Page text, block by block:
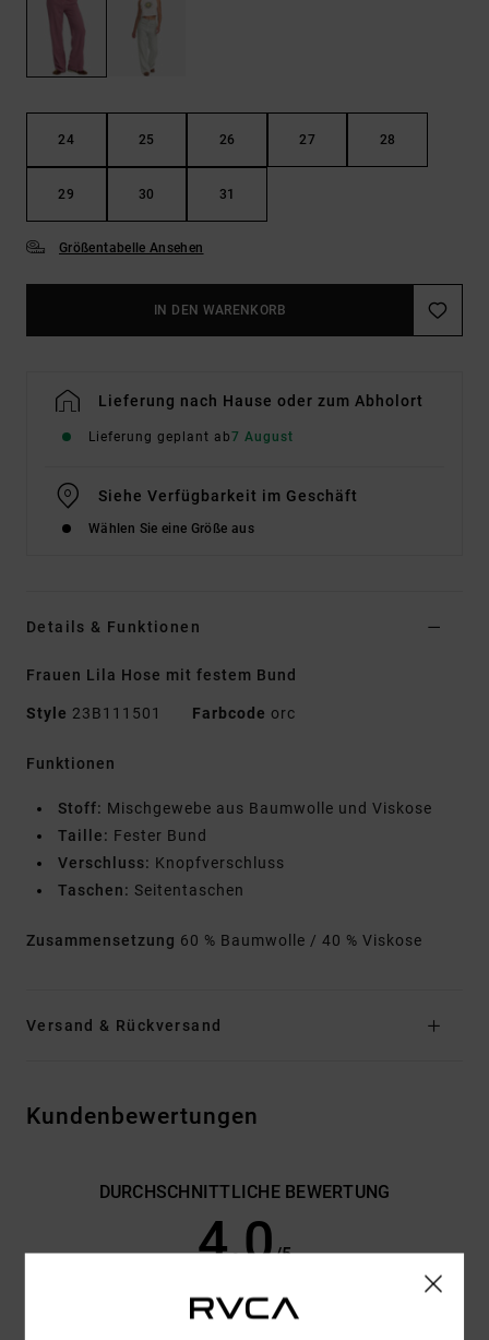
24 25 26 27 28
29 30 31
Größentabelle Ansehen
IN DEN WARENKORB
Lieferung nach Hause oder zum Abholort
Lieferung geplant ab7 August
Siehe Verfügbarkeit im Geschäft
Wählen Sie eine Größe aus
Details & Funktionen
Frauen Lila Hose mit festem Bund
Style 23B111501 Farbcode orc
Funktionen
Stoff: Mischgewebe aus Baumwolle und Viskose
Taille: Fester Bund
Verschluss: Knopfverschluss
Taschen: Seitentaschen
Zusammensetzung 60 % Baumwolle / 40 % Viskose
Versand & Rückversand
Kundenbewertungen
DURCHSCHNITTLICHE BEWERTUNG
4.0/5
2 VERIFIZIERTEN BEWERTUNGEN